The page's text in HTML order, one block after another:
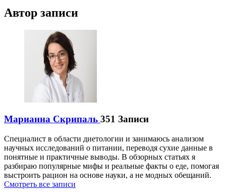
Автор записи
Марианна Скрипаль 351 Записи
Специалист в области диетологии и занимаюсь анализом
научных исследований о питании, переводя сухие данные в
понятные и практичные выводы. В обзорных статьях я
разбираю популярные мифы и реальные факты о еде, помогая
выстроить рацион на основе науки, а не модных обещаний.
Смотреть все записи